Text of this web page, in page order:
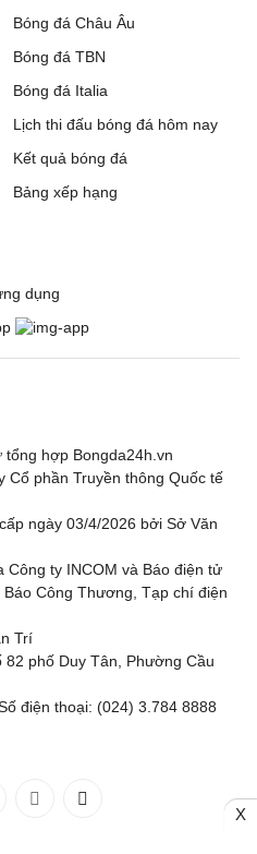
Bóng đá Châu Âu
Bóng đá TBN
Bóng đá Italia
Lịch thi đấu bóng đá hôm nay
Kết quả bóng đá
Bảng xếp hạng
dụng
hợp Bongda24h.vn
Cổ phần Truyền thông Quốc tế
ngày 03/4/2026 bởi Sở Văn
Công ty INCOM và Báo điện tử
Công Thương, Tạp chí điện
Trí
phố Duy Tân, Phường Cầu
điện thoại: (024) 3.784 8888
X